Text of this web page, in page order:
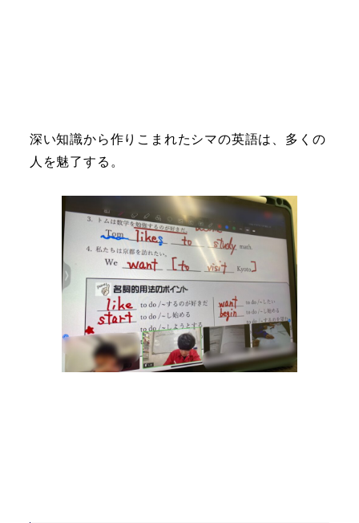
深い知識から作りこまれたシマの英語は、多くの
人を魅了する。